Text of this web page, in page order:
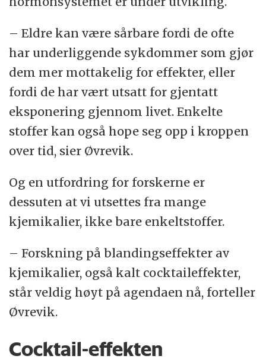
– Eldre kan være sårbare fordi de ofte
har underliggende sykdommer som gjør
dem mer mottakelig for effekter, eller
fordi de har vært utsatt for gjentatt
eksponering gjennom livet. Enkelte
stoffer kan også hope seg opp i kroppen
over tid, sier Øvrevik.
Og en utfordring for forskerne er
dessuten at vi utsettes fra mange
kjemikalier, ikke bare enkeltstoffer.
– Forskning på blandingseffekter av
kjemikalier, også kalt cocktaileffekter,
står veldig høyt på agendaen nå, forteller
Øvrevik.
Cocktail-effekten